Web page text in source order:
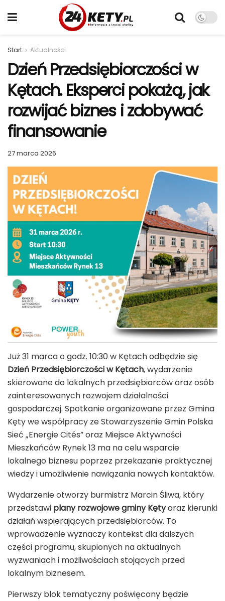
Start Aktualności
Dzień Przedsiębiorczości w
Kętach. Eksperci pokażą, jak
rozwijać biznes i zdobywać
finansowanie
27 marca 2026
Już 31 marca o godz. 10:30 w Kętach odbędzie się
Dzień Przedsiębiorczości w Kętach, wydarzenie
skierowane do lokalnych przedsiębiorców oraz osób
zainteresowanych rozwojem działalności
gospodarczej. Spotkanie organizowane przez Gmina
Kętywe współpracy zeStowarzyszenie Gmin Polska
Sieć „Energie Cités”oraz Miejsce Aktywności
Mieszkańców Rynek 13 ma na celu wsparcie
lokalnego biznesu poprzez przekazanie praktycznej
wiedzy i umożliwienie nawiązania nowych kontaktów.
Wydarzenie otworzy burmistrz Marcin Śliwa, który
przedstawi plany rozwojowe gminy Kętyoraz kierunki
działań wspierających przedsiębiorców. To
wprowadzenie wyznaczy kontekst dla dalszych
części programu, skupionych na aktualnych
wyzwaniach i możliwościach stojących przed
lokalnym biznesem.
Pierwszy blok tematyczny poświęcony będzie